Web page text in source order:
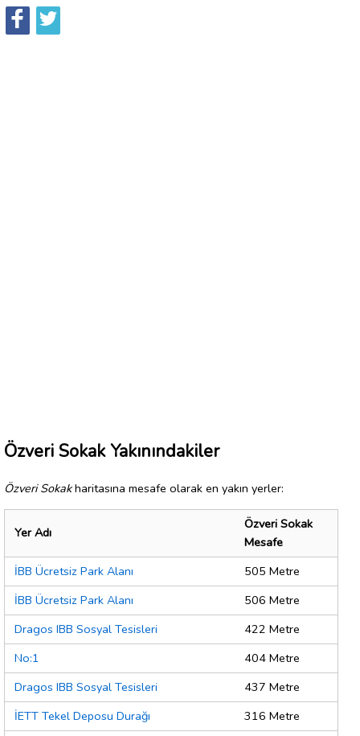
Özveri Sokak Yakınındakiler
Özveri Sokakharitasına mesafe olarak en yakın yerler:
Yer Adı
Özveri Sokak
Mesafe
İBB Ücretsiz Park Alanı
505 Metre
İBB Ücretsiz Park Alanı
506 Metre
Dragos IBB Sosyal Tesisleri
422 Metre
No:1
404 Metre
Dragos IBB Sosyal Tesisleri
437 Metre
İETT Tekel Deposu Durağı
316 Metre